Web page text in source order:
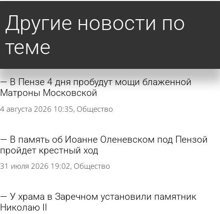
Другие новости по
теме
В Пензе 4 дня пробудут мощи блаженной
Матроны Московской
4 августа 2026 10:35 Общество
В память об Иоанне Оленевском под Пензой
пройдет крестный ход
31 июля 2026 19:02 Общество
У храма в Заречном установили памятник
Николаю II